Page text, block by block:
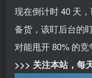
现在倒计时 40 天
备货，该盯后台的
对能甩开 80% 的竞
>>> 关注本站，每